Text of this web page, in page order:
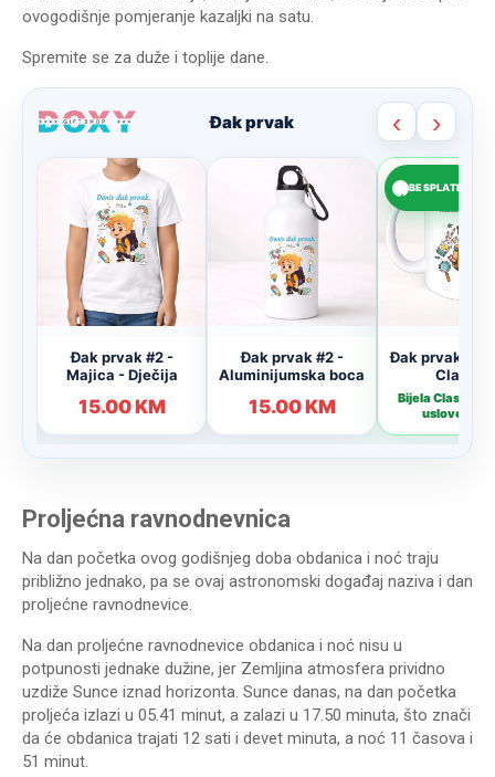
ovogodišnje pomjeranje kazaljki na satu.
Spremite se za duže i toplije dane.
Proljećna ravnodnevnica
Na dan početka ovog godišnjeg doba obdanica i noć traju
približno jednako, pa se ovaj astronomski događaj naziva i dan
proljećne ravnodnevice.
Na dan proljećne ravnodnevice obdanica i noć nisu u
potpunosti jednake dužine, jer Zemljina atmosfera prividno
uzdiže Sunce iznad horizonta. Sunce danas, na dan početka
proljeća izlazi u 05.41 minut, a zalazi u 17.50 minuta, što znači
da će obdanica trajati 12 sati i devet minuta, a noć 11 časova i
51 minut.